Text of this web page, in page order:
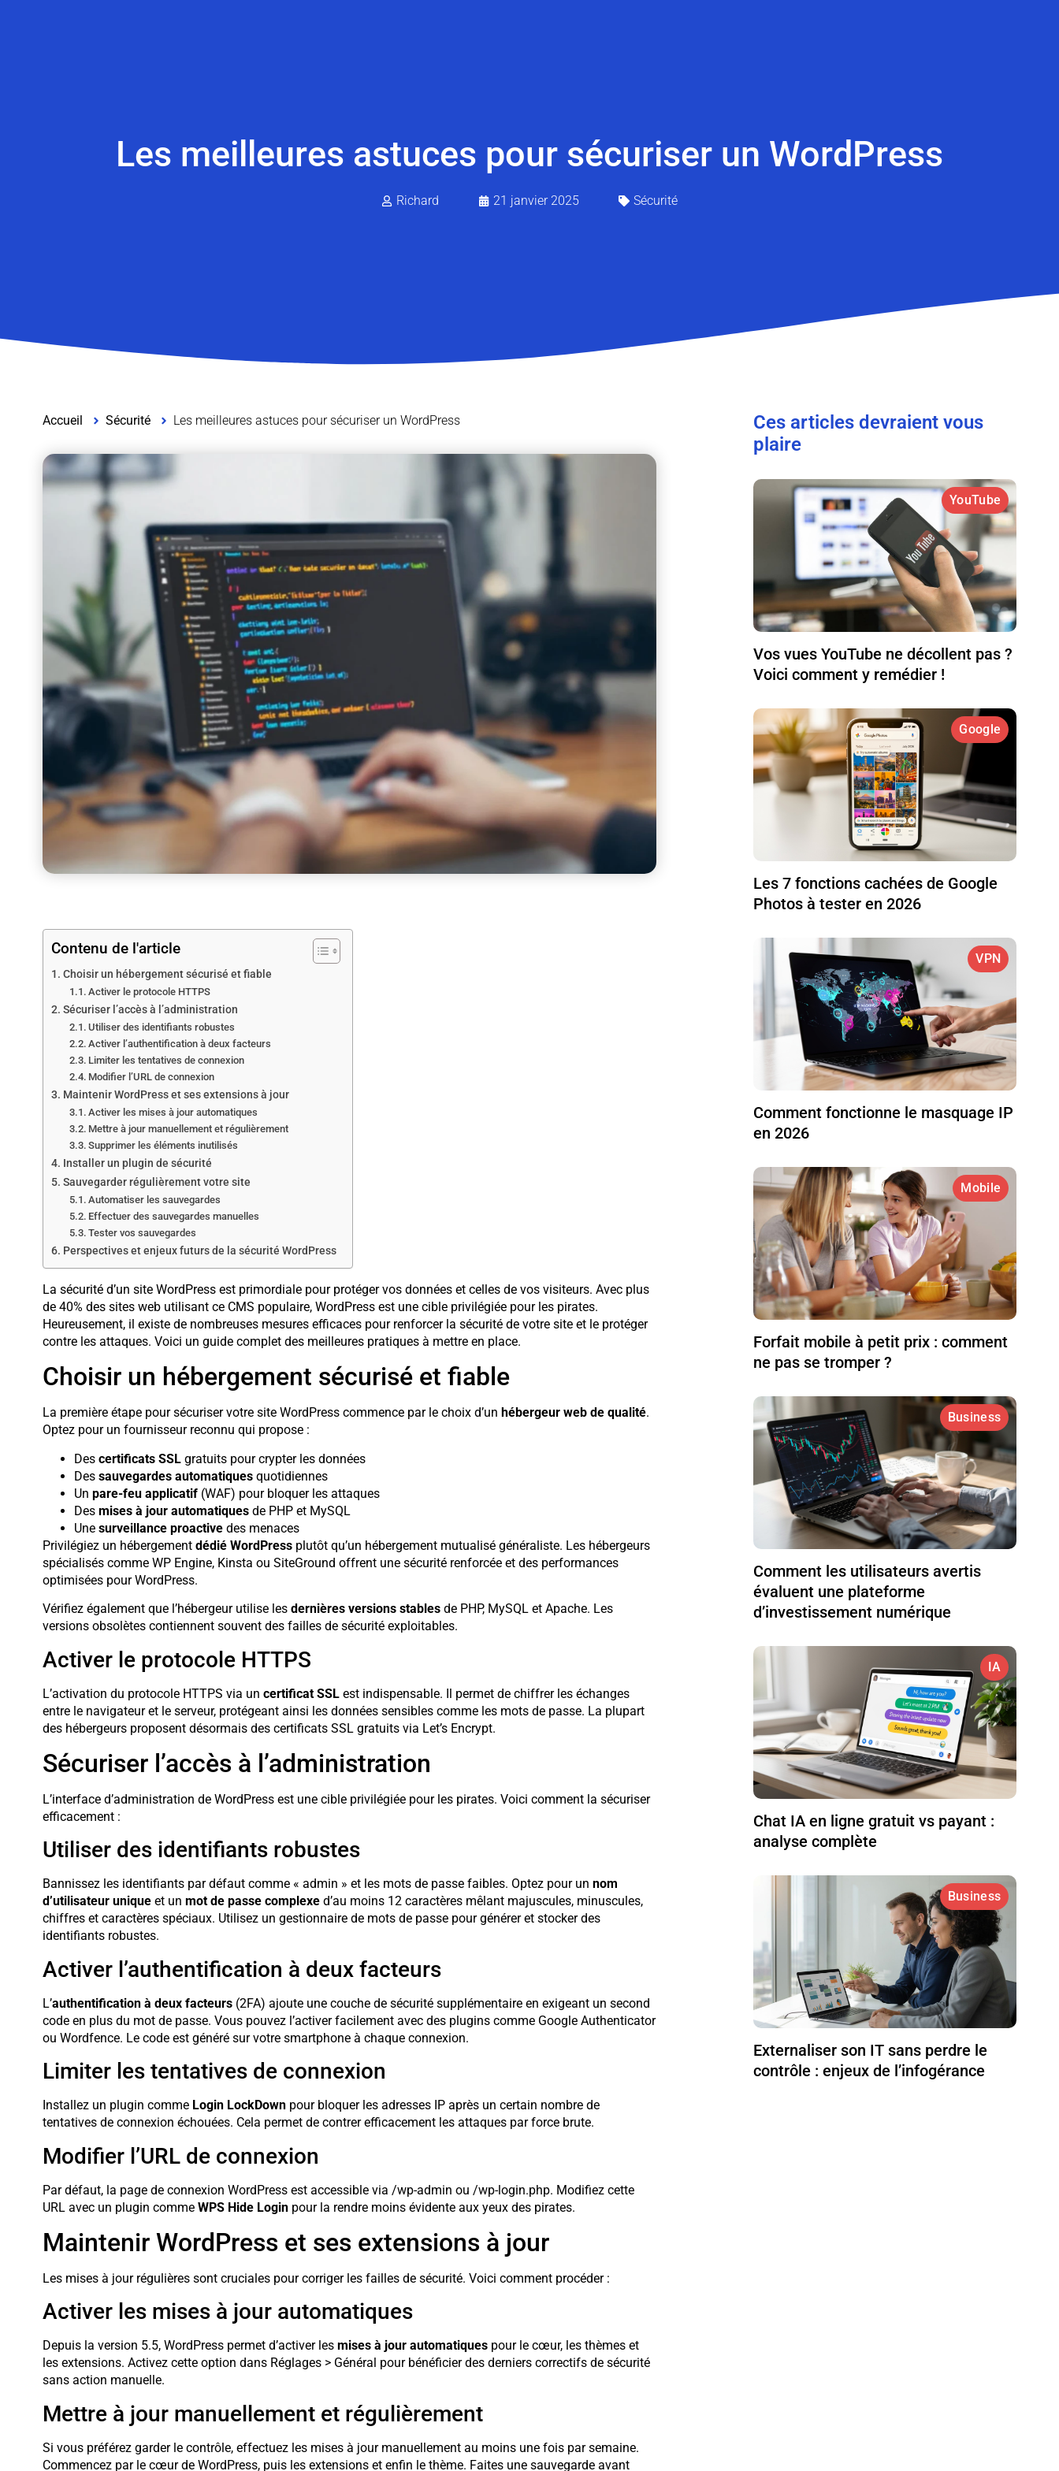
Les meilleures astuces pour sécuriser un WordPress
Richard 21 janvier 2025 Sécurité
Accueil Sécurité Les meilleures astuces pour sécuriser un WordPress
Contenu de l'article
Choisir un hébergement sécurisé et fiable
Activer le protocole HTTPS
Sécuriser l’accès à l’administration
Utiliser des identifiants robustes
Activer l’authentification à deux facteurs
Limiter les tentatives de connexion
Modifier l’URL de connexion
Maintenir WordPress et ses extensions à jour
Activer les mises à jour automatiques
Mettre à jour manuellement et régulièrement
Supprimer les éléments inutilisés
Installer un plugin de sécurité
Sauvegarder régulièrement votre site
Automatiser les sauvegardes
Effectuer des sauvegardes manuelles
Tester vos sauvegardes
Perspectives et enjeux futurs de la sécurité WordPress
La sécurité d’un site WordPress est primordiale pour protéger vos données et celles de vos visiteurs. Avec plus
de 40% des sites web utilisant ce CMS populaire, WordPress est une cible privilégiée pour les pirates.
Heureusement, il existe de nombreuses mesures efficaces pour renforcer la sécurité de votre site et le protéger
contre les attaques. Voici un guide complet des meilleures pratiques à mettre en place.
Choisir un hébergement sécurisé et fiable
La première étape pour sécuriser votre site WordPress commence par le choix d’un hébergeur web de qualité.
Optez pour un fournisseur reconnu qui propose :
Des certificats SSLgratuits pour crypter les données
Des sauvegardes automatiquesquotidiennes
Un pare-feu applicatif(WAF) pour bloquer les attaques
Des mises à jour automatiquesde PHP et MySQL
Une surveillance proactivedes menaces
Privilégiez un hébergement dédié WordPressplutôt qu’un hébergement mutualisé généraliste. Les hébergeurs
spécialisés comme WP Engine, Kinsta ou SiteGround offrent une sécurité renforcée et des performances
optimisées pour WordPress.
Vérifiez également que l’hébergeur utilise les dernières versions stablesde PHP, MySQL et Apache. Les
versions obsolètes contiennent souvent des failles de sécurité exploitables.
Activer le protocole HTTPS
L’activation du protocole HTTPS via un certificat SSLest indispensable. Il permet de chiffrer les échanges
entre le navigateur et le serveur, protégeant ainsi les données sensibles comme les mots de passe. La plupart
des hébergeurs proposent désormais des certificats SSL gratuits via Let’s Encrypt.
Sécuriser l’accès à l’administration
L’interface d’administration de WordPress est une cible privilégiée pour les pirates. Voici comment la sécuriser
efficacement :
Utiliser des identifiants robustes
Bannissez les identifiants par défaut comme « admin » et les mots de passe faibles. Optez pour un nom
d’utilisateur uniqueet un mot de passe complexed’au moins 12 caractères mêlant majuscules, minuscules,
chiffres et caractères spéciaux. Utilisez un gestionnaire de mots de passe pour générer et stocker des
identifiants robustes.
Activer l’authentification à deux facteurs
L’authentification à deux facteurs(2FA) ajoute une couche de sécurité supplémentaire en exigeant un second
code en plus du mot de passe. Vous pouvez l’activer facilement avec des plugins comme Google Authenticator
ou Wordfence. Le code est généré sur votre smartphone à chaque connexion.
Limiter les tentatives de connexion
Installez un plugin comme Login LockDownpour bloquer les adresses IP après un certain nombre de
tentatives de connexion échouées. Cela permet de contrer efficacement les attaques par force brute.
Modifier l’URL de connexion
Par défaut, la page de connexion WordPress est accessible via /wp-admin ou /wp-login.php. Modifiez cette
URL avec un plugin comme WPS Hide Loginpour la rendre moins évidente aux yeux des pirates.
Maintenir WordPress et ses extensions à jour
Les mises à jour régulières sont cruciales pour corriger les failles de sécurité. Voici comment procéder :
Activer les mises à jour automatiques
Depuis la version 5.5, WordPress permet d’activer les mises à jour automatiquespour le cœur, les thèmes et
les extensions. Activez cette option dans Réglages > Général pour bénéficier des derniers correctifs de sécurité
sans action manuelle.
Mettre à jour manuellement et régulièrement
Si vous préférez garder le contrôle, effectuez les mises à jour manuellement au moins une fois par semaine.
Commencez par le cœur de WordPress, puis les extensions et enfin le thème. Faites une sauvegarde avant
Ces articles devraient vous
plaire
YouTube
Vos vues YouTube ne décollent pas ?
Voici comment y remédier !
Google
Les 7 fonctions cachées de Google
Photos à tester en 2026
VPN
Comment fonctionne le masquage IP
en 2026
Mobile
Forfait mobile à petit prix : comment
ne pas se tromper ?
Business
Comment les utilisateurs avertis
évaluent une plateforme
d’investissement numérique
IA
Chat IA en ligne gratuit vs payant :
analyse complète
Business
Externaliser son IT sans perdre le
contrôle : enjeux de l’infogérance